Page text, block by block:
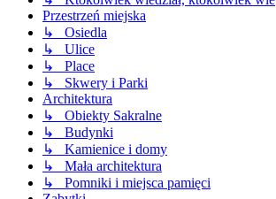
Przestrzeń miejska
↳ Osiedla
↳ Ulice
↳ Place
↳ Skwery i Parki
Architektura
↳ Obiekty Sakralne
↳ Budynki
↳ Kamienice i domy
↳ Mała architektura
↳ Pomniki i miejsca pamięci